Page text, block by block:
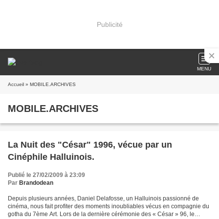
Publicité
MENU
Accueil » MOBILE.ARCHIVES
MOBILE.ARCHIVES
La Nuit des "César" 1996, vécue par un
Cinéphile Halluinois.
Publié le 27/02/2009 à 23:09
Par Brandodean
Depuis plusieurs années, Daniel Delafosse, un Halluinois passionné de
cinéma, nous fait profiter des moments inoubliables vécus en compagnie du
gotha du 7ème Art. Lors de la dernière cérémonie des « César » 96, le